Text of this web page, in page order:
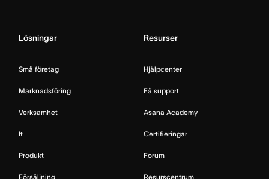
Lösningar
Små företag
Marknadsföring
Verksamhet
It
Produkt
Försäljning
Resurser
Hjälpcenter
Få support
Asana Academy
Certifieringar
Forum
Resurscentrum